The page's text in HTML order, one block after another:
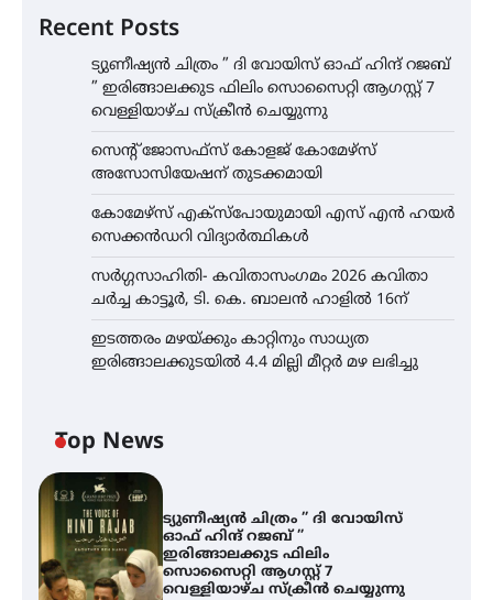
Recent Posts
ട്യുണീഷ്യൻ ചിത്രം ” ദി വോയിസ് ഓഫ് ഹിന്ദ് റജബ്
” ഇരിങ്ങാലക്കുട ഫിലിം സൊസൈറ്റി ആഗസ്റ്റ് 7
വെള്ളിയാഴ്ച സ്‌ക്രീൻ ചെയ്യുന്നു
സെന്റ് ജോസഫ്സ് കോളജ് കോമേഴ്‌സ്
അസോസിയേഷന് തുടക്കമായി
കോമേഴ്സ് എക്സ്പോയുമായി എസ് എൻ ഹയർ
സെക്കൻഡറി വിദ്യാർത്ഥികൾ
സർഗ്ഗസാഹിതി- കവിതാസംഗമം 2026 കവിതാ
ചർച്ച കാട്ടൂർ, ടി. കെ. ബാലൻ ഹാളിൽ 16ന്
ഇടത്തരം മഴയ്ക്കും കാറ്റിനും സാധ്യത
ഇരിങ്ങാലക്കുടയിൽ 4.4 മില്ലി മീറ്റർ മഴ ലഭിച്ചു
Top News
ട്യുണീഷ്യൻ ചിത്രം ” ദി വോയിസ്
ഓഫ് ഹിന്ദ് റജബ് ”
ഇരിങ്ങാലക്കുട ഫിലിം
സൊസൈറ്റി ആഗസ്റ്റ് 7
വെള്ളിയാഴ്ച സ്‌ക്രീൻ ചെയ്യുന്നു